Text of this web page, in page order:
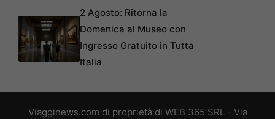
2 Agosto: Ritorna la
Domenica al Museo con
Ingresso Gratuito in Tutta
Italia
Viagginews.com di proprietà di WEB 365 SRL - Via